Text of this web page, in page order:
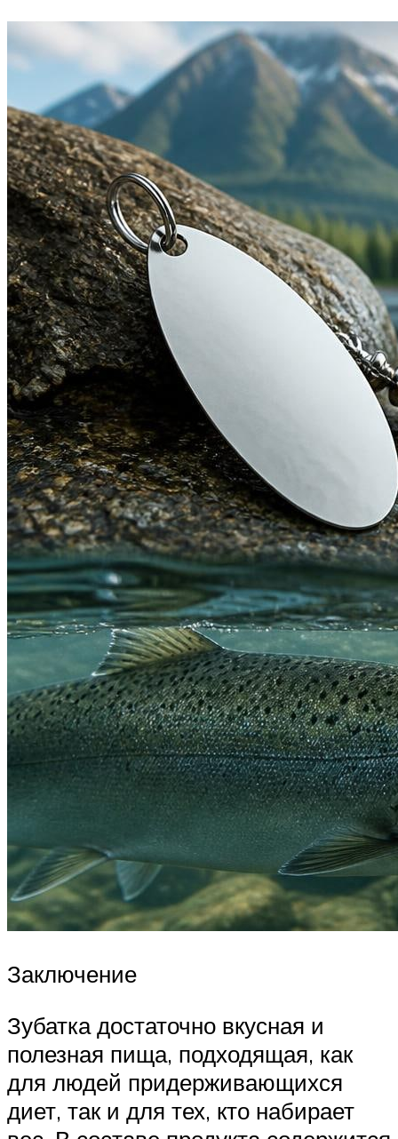
Заключение
Зубатка достаточно вкусная и
полезная пища, подходящая, как
для людей придерживающихся
диет, так и для тех, кто набирает